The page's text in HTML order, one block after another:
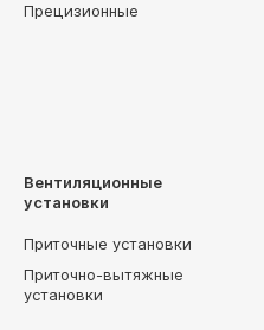
Прецизионные
Вентиляционные
установки
Приточные установки
Приточно-вытяжные
установки